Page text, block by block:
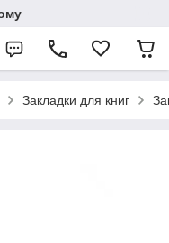
Закладки для книг